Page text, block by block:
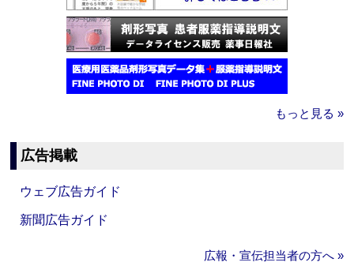
もっと見る »
広告掲載
ウェブ広告ガイド
新聞広告ガイド
広報・宣伝担当者の方へ »